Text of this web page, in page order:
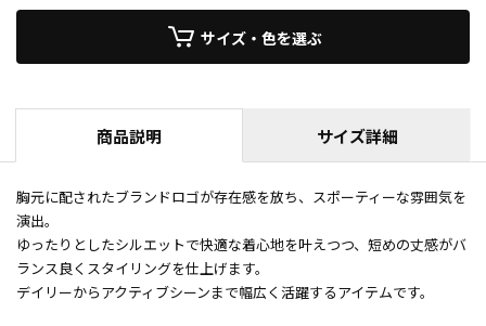
サイズ・色を選ぶ
商品説明 サイズ詳細
胸元に配されたブランドロゴが存在感を放ち、スポーティーな雰囲気を
演出。
ゆったりとしたシルエットで快適な着心地を叶えつつ、短めの丈感がバ
ランス良くスタイリングを仕上げます。
デイリーからアクティブシーンまで幅広く活躍するアイテムです。